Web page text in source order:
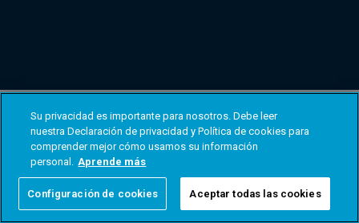
Su privacidad es importante para nosotros. Debe leer
nuestra Declaración de privacidad y Política de cookies para
comprender mejor cómo usamos su información
personal. Aprende más
Configuración de cookies Aceptar todas las cookies